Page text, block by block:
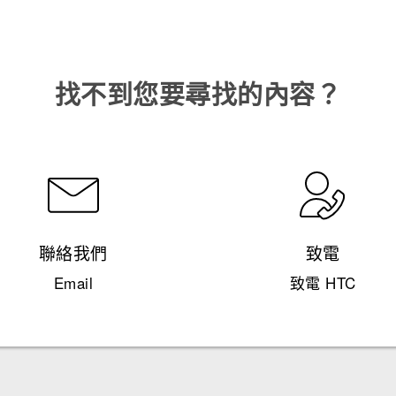
找不到您要尋找的內容？
聯絡我們
Email
致電
致電 HTC